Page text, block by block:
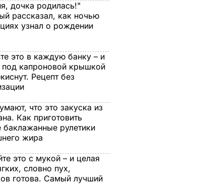
дочка родилась!"
рассказал, как ночью
узнал о рождении
это в каждую банку – и
капроновой крышкой
Рецепт без
что это закуска из
Как приготовить
рулетики
жира
это с мукой – и целая
словно пух,
готова. Самый лучший